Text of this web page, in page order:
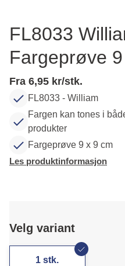
FL8033
Fargeprøve
Fra 6,95 kr/stk.
FL8033 - William
Fargen kan tones i
produkter
Fargeprøve 9 x 9 cm
Les produktinformasjon
Velg variant
1 stk.